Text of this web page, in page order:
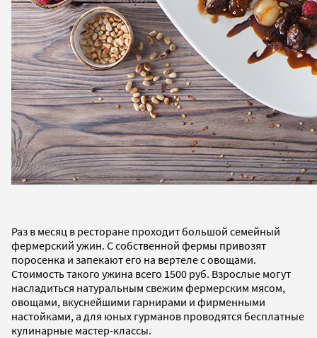
Раз в месяц в ресторане проходит большой семейный
фермерский ужин. С собственной фермы привозят
поросенка и запекают его на вертеле с овощами.
Стоимость такого ужина всего 1500 руб. Взрослые могут
насладиться натуральным свежим фермерским мясом,
овощами, вкуснейшими гарнирами и фирменными
настойками, а для юных гурманов проводятся бесплатные
кулинарные мастер-классы.